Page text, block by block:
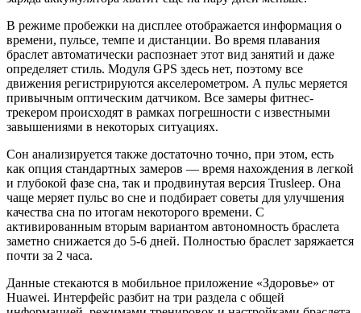
В режиме пробежки на дисплее отображается информация о
времени, пульсе, темпе и дистанции. Во время плавания
браслет автоматически распознает этот вид занятий и даже
определяет стиль. Модуля GPS здесь нет, поэтому все
движения регистрируются акселерометром. А пульс меряется
привычным оптическим датчиком. Все замеры фитнес-
трекером происходят в рамках погрешности с известными
завышениями в некоторых ситуациях.
Сон анализируется также достаточно точно, при этом, есть
как опция стандартных замеров — время нахождения в легкой
и глубокой фазе сна, так и продвинутая версия Trusleep. Она
чаще меряет пульс во сне и подбирает советы для улучшения
качества сна по итогам некоторого времени. С
активированным вторым вариантом автономность браслета
заметно снижается до 5-6 дней. Полностью браслет заряжается
почти за 2 часа.
Данные стекаются в мобильное приложение «Здоровье» от
Huawei. Интерфейс разбит на три раздела с общей